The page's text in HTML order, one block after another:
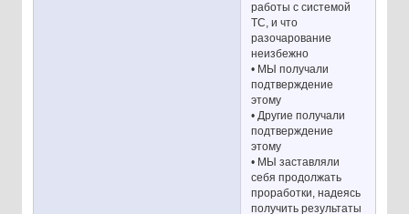
работы с системой
ТС, и что
разочарование
неизбежно
• МЫ получали
подтверждение
этому
• Другие получали
подтверждение
этому
• МЫ заставляли
себя продолжать
проработки, надеясь
получить результаты